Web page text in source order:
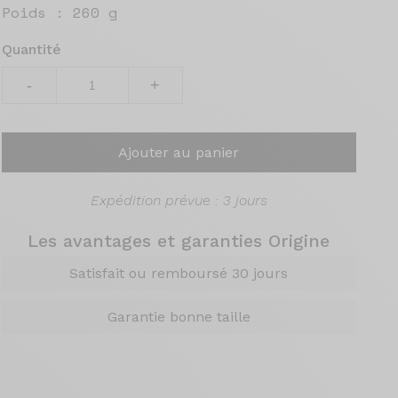
Poids : 260 g
Quantité
- +
Ajouter au panier
Expédition prévue : 3 jours
Les avantages et garanties Origine
Satisfait ou remboursé 30 jours
Garantie bonne taille